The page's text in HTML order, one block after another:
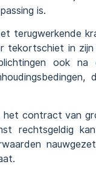
is.
terugwerkende
in zijn
ook na
het contract van
rechtsgeldig